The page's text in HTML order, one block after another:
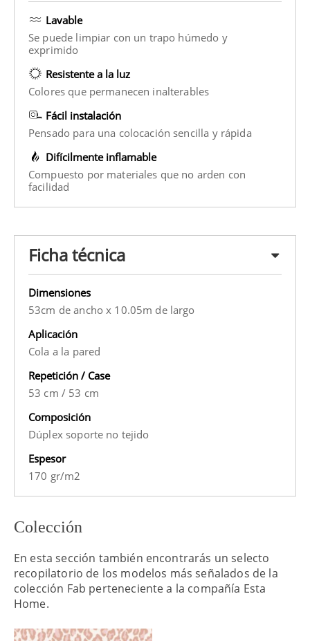
Lavable
Se puede limpiar con un trapo húmedo y
exprimido
Resistente a la luz
Colores que permanecen inalterables
Fácil instalación
Pensado para una colocación sencilla y rápida
Difícilmente inflamable
Compuesto por materiales que no arden con
facilidad
Ficha técnica
Dimensiones
53cm de ancho x 10.05m de largo
Aplicación
Cola a la pared
Repetición / Case
53 cm / 53 cm
Composición
Dúplex soporte no tejido
Espesor
170 gr/m2
Colección
En esta sección también encontrarás un selecto
recopilatorio de los modelos más señalados de la
colección Fab perteneciente a la compañía Esta
Home.